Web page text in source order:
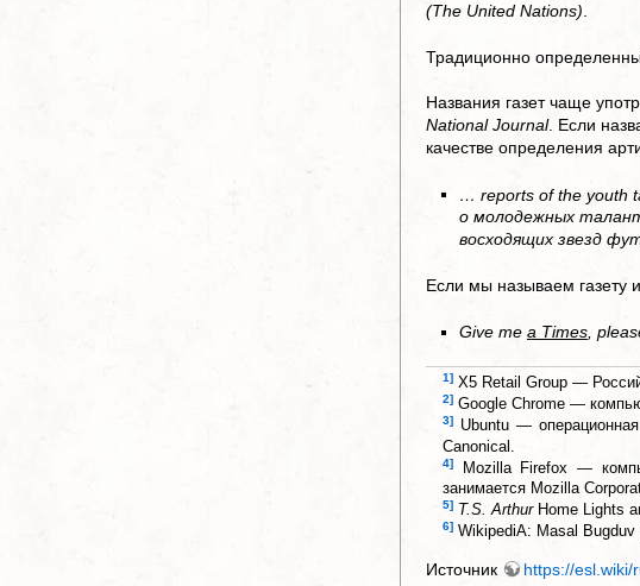
(The United Nations)
Традиционно
Названия газет чаще
National Journal. Если
качестве определения
… reports of the youth
о молодежных
восходящих звезд
Если мы называем газету
Give me a Times ,
1] X5 Retail Group —
2] Google Chrome —
3]
Ubuntu —
Canonical.
4]
Mozilla Firefox —
занимается Mozilla
5] T.S. ArthurHome Lights
6] WikipediA: Masal
Источник https://